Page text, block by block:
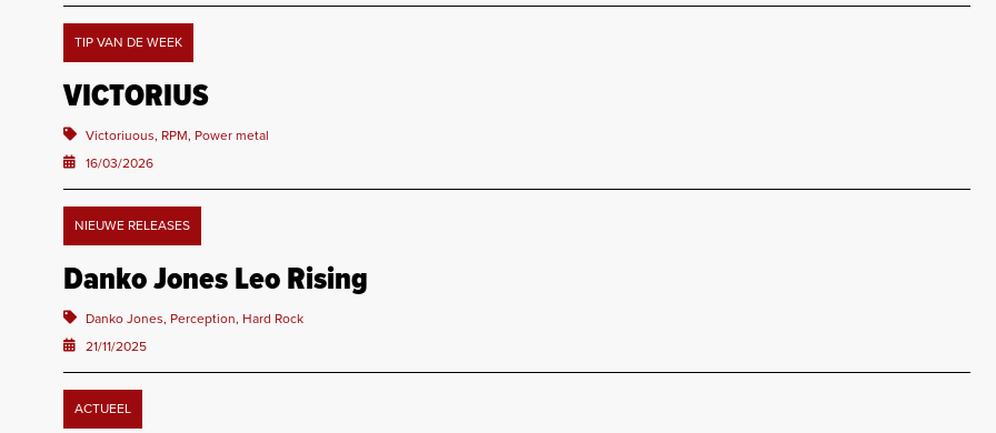
TIP VAN DE WEEK
VICTORIUS
Victoriuous, RPM, Power metal
16/03/2026
NIEUWE RELEASES
Danko Jones Leo Rising
Danko Jones, Perception, Hard Rock
21/11/2025
ACTUEEL